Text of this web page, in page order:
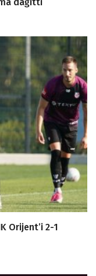
dağıttı
Orijent’i 2-1